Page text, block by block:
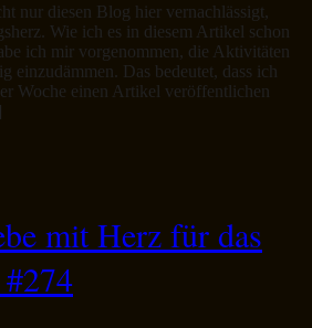
nur diesen Blog hier vernachlässigt,
Wie ich es in diesem Artikel schon
ich mir vorgenommen, die Aktivitäten
einzudämmen. Das bedeutet, dass ich
Woche einen Artikel veröffentlichen
mit Herz für das